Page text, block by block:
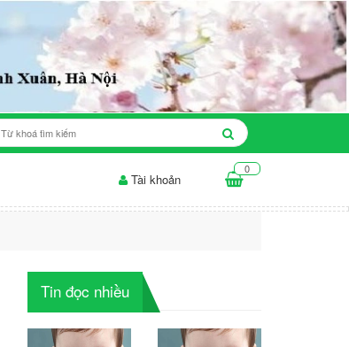
Thời gian để sản phẩm làm trắng
0
Tài khoản
Tin đọc nhiều